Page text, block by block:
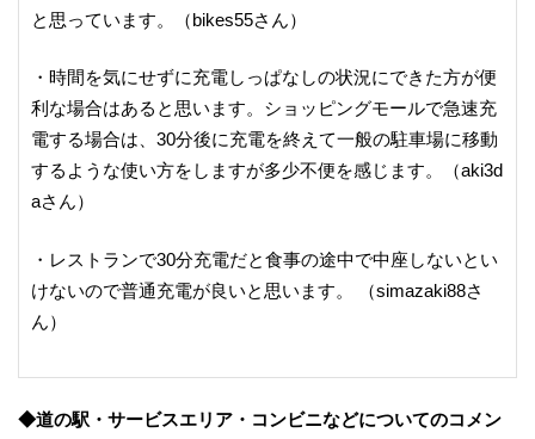
と思っています。（bikes55さん）
・時間を気にせずに充電しっぱなしの状況にできた方が便
利な場合はあると思います。ショッピングモールで急速充
電する場合は、30分後に充電を終えて一般の駐車場に移動
するような使い方をしますが多少不便を感じます。（aki3d
aさん）
・レストランで30分充電だと食事の途中で中座しないとい
けないので普通充電が良いと思います。 （simazaki88さ
ん）
◆道の駅・サービスエリア・コンビニなどについてのコメン